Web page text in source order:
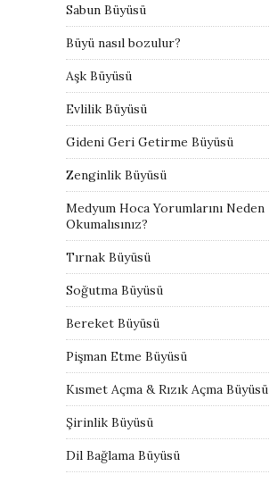
Sabun Büyüsü
Büyü nasıl bozulur?
Aşk Büyüsü
Evlilik Büyüsü
Gideni Geri Getirme Büyüsü
Zenginlik Büyüsü
Medyum Hoca Yorumlarını Neden
Okumalısınız?
Tırnak Büyüsü
Soğutma Büyüsü
Bereket Büyüsü
Pişman Etme Büyüsü
Kısmet Açma & Rızık Açma Büyüsü
Şirinlik Büyüsü
Dil Bağlama Büyüsü